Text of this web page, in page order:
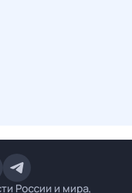
России и мира,